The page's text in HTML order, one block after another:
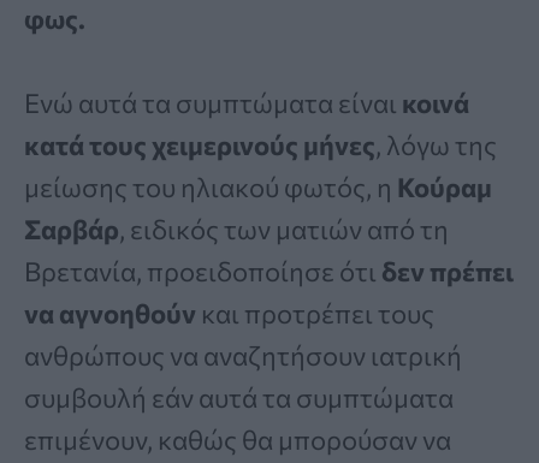
φως.
Ενώ αυτά τα συμπτώματα είναι κοινά
κατά τους χειμερινούς μήνες, λόγω της
μείωσης του ηλιακού φωτός, η Κούραμ
Σαρβάρ, ειδικός των ματιών από τη
Βρετανία, προειδοποίησε ότι δεν πρέπει
να αγνοηθούν και προτρέπει τους
ανθρώπους να αναζητήσουν ιατρική
συμβουλή εάν αυτά τα συμπτώματα
επιμένουν, καθώς θα μπορούσαν να